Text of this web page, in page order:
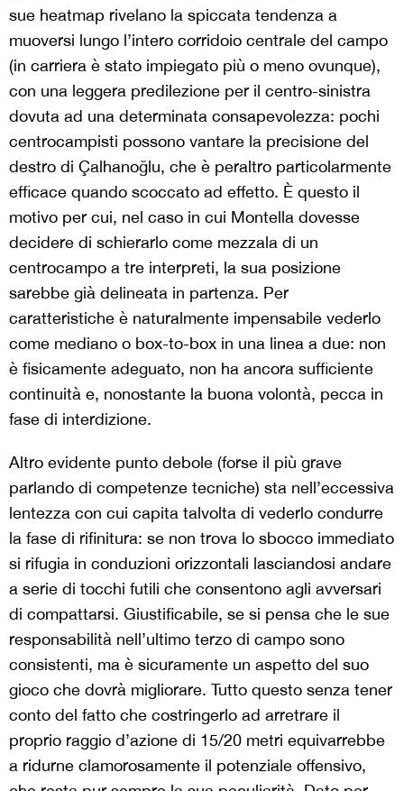
sue heatmap rivelano la spiccata tendenza a
muoversi lungo l’intero corridoio centrale del campo
(in carriera è stato impiegato più o meno ovunque),
con una leggera predilezione per il centro-sinistra
dovuta ad una determinata consapevolezza: pochi
centrocampisti possono vantare la precisione del
destro di Çalhanoğlu, che è peraltro particolarmente
efficace quando scoccato ad effetto. È questo il
motivo per cui, nel caso in cui Montella dovesse
decidere di schierarlo come mezzala di un
centrocampo a tre interpreti, la sua posizione
sarebbe già delineata in partenza. Per
caratteristiche è naturalmente impensabile vederlo
come mediano o box-to-box in una linea a due: non
è fisicamente adeguato, non ha ancora sufficiente
continuità e, nonostante la buona volontà, pecca in
fase di interdizione.
Altro evidente punto debole (forse il più grave
parlando di competenze tecniche) sta nell’eccessiva
lentezza con cui capita talvolta di vederlo condurre
la fase di rifinitura: se non trova lo sbocco immediato
si rifugia in conduzioni orizzontali lasciandosi andare
a serie di tocchi futili che consentono agli avversari
di compattarsi. Giustificabile, se si pensa che le sue
responsabilità nell’ultimo terzo di campo sono
consistenti, ma è sicuramente un aspetto del suo
gioco che dovrà migliorare. Tutto questo senza tener
conto del fatto che costringerlo ad arretrare il
proprio raggio d’azione di 15/20 metri equivarrebbe
a ridurne clamorosamente il potenziale offensivo,